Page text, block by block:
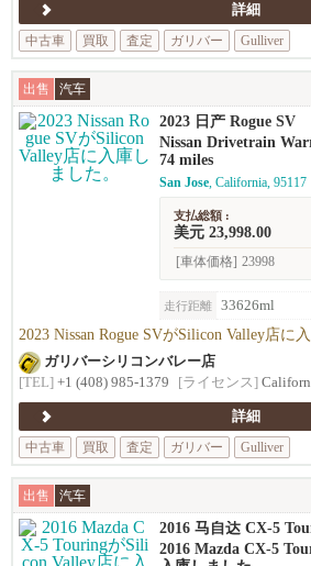
詳細
中古車
買取 査定 ガリバー Gulliver
出售 汽车
2023 日产 Rogue SV
Nissan Drivetrain
74 miles
San Jose, California, 95117
支払総額 :
美元 23,998.00
[車体価格] 23998
走行距離 33626ml
2023 Nissan Rogue SVがSilicon Valley店に
ガリバーシリコンバレー店
[TEL] +1 (408) 985-1379 [ライセンス]
詳細
中古車
買取 査定 ガリバー Gulliver
出售 汽车
2016 马自达 CX-5
2016 Mazda CX-5